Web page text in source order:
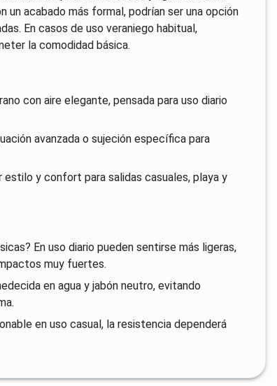
acabado más formal, podrían ser una opción
En casos de uso veraniego habitual,
la comodidad básica.
con aire elegante, pensada para uso diario
avanzada o sujeción específica para
estilo y confort para salidas casuales, playa y
En uso diario pueden sentirse más ligeras,
muy fuertes.
en agua y jabón neutro, evitando
en uso casual, la resistencia dependerá